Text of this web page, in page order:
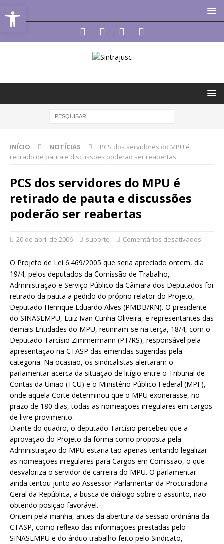
Abrir a barra de ferramentas
INÍCIO NOTÍCIAS
PCS dos servidores do MPU é
retirado de pauta e discussões poderão ser reabertas
PCS dos servidores do MPU é
retirado de pauta e discussões
poderão ser reabertas
20 de abril de 2006 suporte Comentários desativados
O Projeto de Lei 6.469/2005 que seria apreciado ontem, dia
19/4, pelos deputados da Comissão de Trabalho,
Administração e Serviço Público da Câmara dos Deputados foi
retirado da pauta a pedido do próprio relator do Projeto,
Deputado Henrique Eduardo Alves (PMDB/RN). O presidente
do SINASEMPU, Luiz Ivan Cunha Oliveira, e representantes das
demais Entidades do MPU, reuniram-se na terça, 18/4, com o
Deputado Tarcísio Zimmermann (PT/RS), responsável pela
apresentação na CTASP das emendas sugeridas pela
categoria. Na ocasião, os sindicalistas alertaram o
parlamentar acerca da situação de litígio entre o Tribunal de
Contas da União (TCU) e o Ministério Público Federal (MPF),
onde aquela Corte determinou que o MPU exonerasse, no
prazo de 180 dias, todas as nomeações irregulares em cargos
de livre provimento.
Diante do quadro, o deputado Tarcísio percebeu que a
aprovação do Projeto da forma como proposta pela
Administração do MPU estaria tão apenas tentando legalizar
as nomeações irregulares para Cargos em Comissão, o que
desvaloriza o servidor de carreira do MPU. O parlamentar
ainda tentou junto ao Assessor Parlamentar da Procuradoria
Geral da República, a busca de diálogo sobre o assunto, não
obtendo posição favorável.
Ontem pela manhã, antes da abertura da sessão ordinária da
CTASP, como reflexo das informações prestadas pelo
SINASEMPU e do árduo trabalho feito pelo Sindicato,